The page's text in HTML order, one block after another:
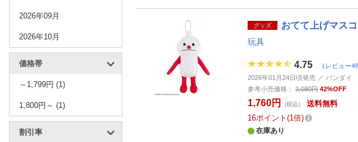
2026年09月
2026年10月
価格帯
～1,799円 (1)
1,800円～ (1)
割引率
グッズ おてて上げマス
玩具
4.75 （ レビュー4
2026年01月24日頃発売 ／ バンダイ
参考小売価格：
3,080円 42%OFF
1,760円 (税込)
送料無料
16ポイント 1倍
在庫あり